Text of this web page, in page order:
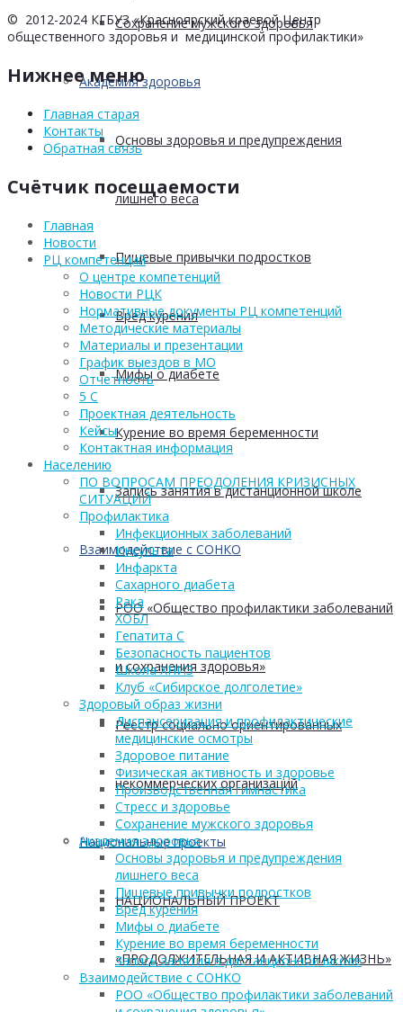
Сохранение мужского здоровья
Академия здоровья
Основы здоровья и предупреждения
лишнего веса
Пищевые привычки подростков
Вред курения
Мифы о диабете
Курение во время беременности
Запись занятия в дистанционной школе
Взаимодействие с СОНКО
РОО «Общество профилактики заболеваний
и сохранения здоровья»
Реестр социально ориентированных
некоммерческих организаций
Национальные проекты
НАЦИОНАЛЬНЫЙ ПРОЕКТ
«ПРОДОЛЖИТЕЛЬНАЯ И АКТИВНАЯ ЖИЗНЬ»
© 2012-2024 КГБУЗ «Красноярский краевой Центр
общественного здоровья и медицинской профилактики»
Нижнее меню
Главная старая
Контакты
Обратная связь
Счётчик посещаемости
Главная
Новости
РЦ компетенций
О центре компетенций
Новости РЦК
Нормативные документы РЦ компетенций
Методические материалы
Материалы и презентации
График выездов в МО
Отчетность
5 С
Проектная деятельность
Кейсы
Контактная информация
Населению
ПО ВОПРОСАМ ПРЕОДОЛЕНИЯ КРИЗИСНЫХ
СИТУАЦИЙ
Профилактика
Инфекционных заболеваний
Инсульта
Инфаркта
Сахарного диабета
Рака
ХОБЛ
Гепатита С
Безопасность пациентов
Школа ХНИЗ
Клуб «Сибирское долголетие»
Здоровый образ жизни
Диспансеризация и профилактические
медицинские осмотры
Здоровое питание
Физическая активность и здоровье
Производственная гимнастика
Стресс и здоровье
Сохранение мужского здоровья
Академия здоровья
Основы здоровья и предупреждения
лишнего веса
Пищевые привычки подростков
Вред курения
Мифы о диабете
Курение во время беременности
Запись занятия в дистанционной школе
Взаимодействие с СОНКО
РОО «Общество профилактики заболеваний